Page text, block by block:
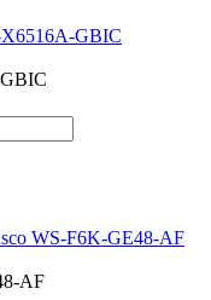
GBIC
WS-F6K-GE48-AF
AF